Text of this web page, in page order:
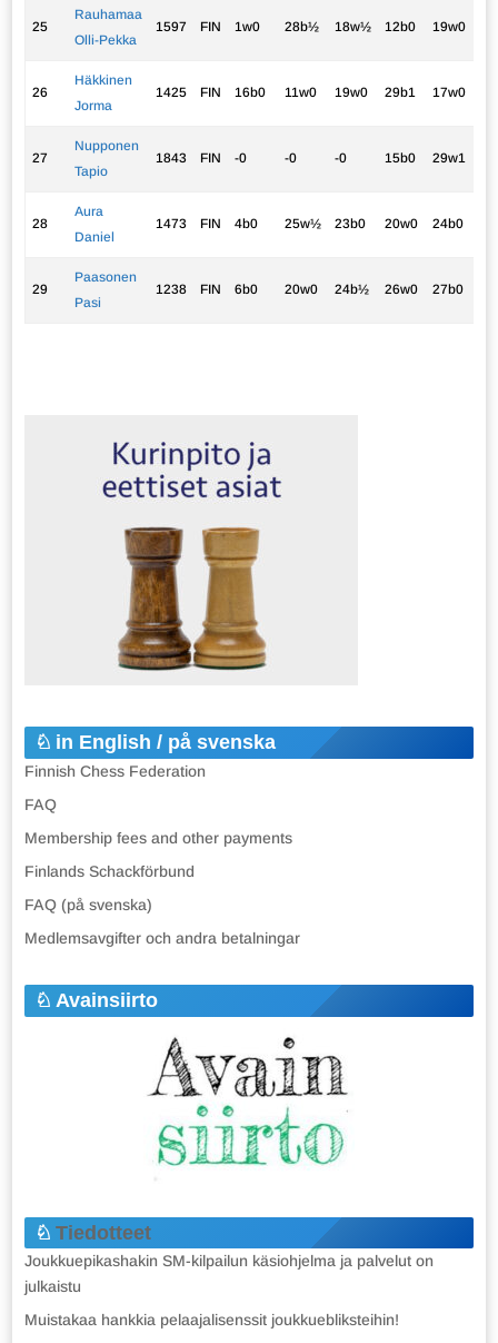
25
Rauhamaa
Olli-Pekka
1597 FIN 1w0 28b½ 18w½ 12b0 19w0
26
Häkkinen
Jorma
1425 FIN 16b0 11w0 19w0 29b1 17w0
27
Nupponen
Tapio
1843 FIN -0 -0 -0 15b0 29w1
28
Aura
Daniel
1473 FIN 4b0 25w½ 23b0 20w0 24b0
29
Paasonen
Pasi
1238 FIN 6b0 20w0 24b½ 26w0 27b0
in English / på svenska
Finnish Chess Federation
FAQ
Membership fees and other payments
Finlands Schackförbund
FAQ (på svenska)
Medlemsavgifter och andra betalningar
Avainsiirto
Tiedotteet
Joukkuepikashakin SM-kilpailun käsiohjelma ja palvelut on
julkaistu
Muistakaa hankkia pelaajalisenssit joukkuebliksteihin!